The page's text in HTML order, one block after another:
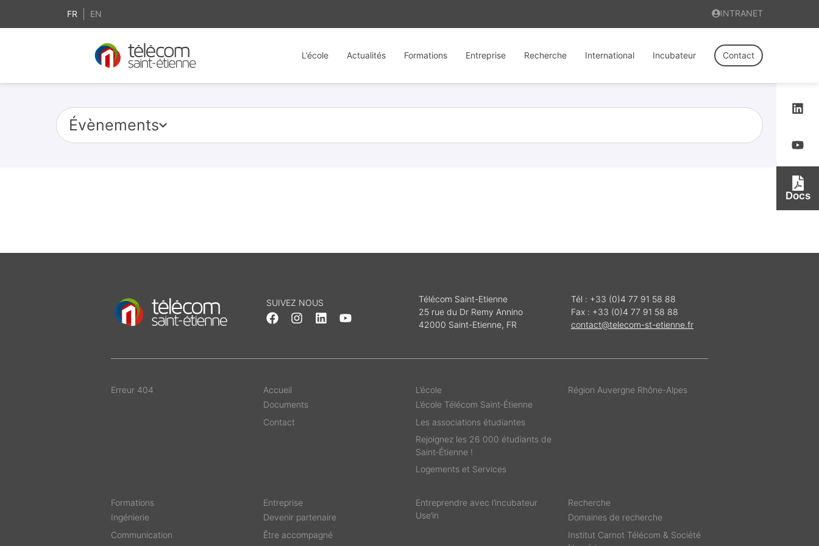
FR EN INTRANET
L’école Actualités Formations Entreprise Recherche International Incubateur Contact
Évènements
Docs
SUIVEZ NOUS
Télécom Saint-Etienne
25 rue du Dr Remy Annino
42000 Saint-Etienne, FR
Tél : +33 (0)4 77 91 58 88
Fax : +33 (0)4 77 91 58 88
contact@telecom-st-etienne.fr
Erreur 404
Accueil
Documents
Contact
L’école
L’école Télécom Saint‑Étienne
Les associations étudiantes
Rejoignez les 26 000 étudiants de
Saint‑Étienne !
Logements et Services
Région Auvergne Rhône-Alpes
Formations
Ingénierie
Communication
Entreprise
Devenir partenaire
Être accompagné
Entreprendre avec l’incubateur
Use’in
Recherche
Domaines de recherche
Institut Carnot Télécom & Société